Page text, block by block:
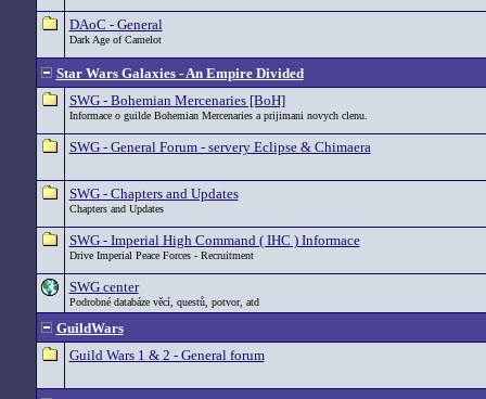
DAoC - General
Dark Age of Camelot
Star Wars Galaxies - An Empire Divided
SWG - Bohemian Mercenaries [BoH]
Informace o guilde Bohemian Mercenaries a prijimani novych clenu.
SWG - General Forum - servery Eclipse & Chimaera
SWG - Chapters and Updates
Chapters and Updates
SWG - Imperial High Command ( IHC ) Informace
Drive Imperial Peace Forces - Recruitment
SWG center
Podrobné databáze věcí, questů, potvor, atd
GuildWars
Guild Wars 1 & 2 - General forum